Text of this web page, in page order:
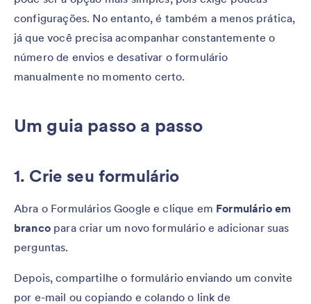
configurações. No entanto, é também a menos prática,
já que você precisa acompanhar constantemente o
número de envios e desativar o formulário
manualmente no momento certo.
Um guia passo a passo
1. Crie seu formulário
Abra o Formulários Google e clique em Formulário em
brancopara criar um novo formulário e adicionar suas
perguntas.
Depois, compartilhe o formulário enviando um convite
por e-mail ou copiando e colando o link de